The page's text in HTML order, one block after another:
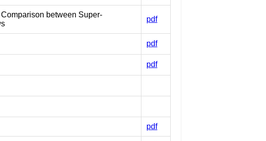
between Super-
pdf
pdf
pdf
pdf